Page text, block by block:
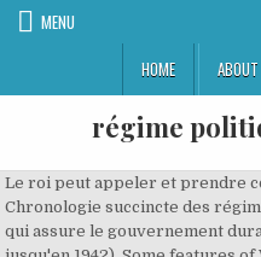
MENU
HOME
ABOUT
régime
Le roi peut appeler et prendre conseil auprès des États généraux (derniers en 1789). Document pédagogique : Chronologie succincte des régimes politiques en France depuis 1789. 10 juillet 1940 - 20 août 1944 Il s'agit du régime qui assure le gouvernement durant l’occupation du pays par l’Allemagne nazie, et dont le siège est à Vichy (zone libre jusqu'en 1942). Some features of WorldCat will not be available. READ PAPER . Create a free account to download. Wikipédia en Français. WorldCat Home About WorldCat Help. Histoire constitutionnelle. Le régime de Vichy prend fin de fait lors de la Libération de la France en août 1944. Les régimes politiques en France de 1789 à 1799: Introduction : L'Ancien Régime a disparu dans la nuit du 4 août 1789 avec une révolte du peuple français qui a conduit à l'abolition des privilèges de la noblesse et du clergé. Please enter your name. La dévastation des châteaux dans toute la France fût un prétexte valable pour supprimer la féodalité. Die drei Jahre zwischen 1789, dem Beginn der Fra… The subject field is required. The E-mail message field is required. Régimes politiques de la France de 1789 à 1958.. [ERNEST HAMAOUI] Home. France, 1789-1989\"@, R\u00E9volution fran\u00E7aise (1789-1799)\"@, Export to EndNote / Reference Manager(non-Latin). 〈urspr.〉 das absolutistische Frankreich vor der Revolution 1789 2. The Ancien Régime (/ ˌ ɒ̃ s j æ̃ r eɪ ˈ ʒ iː m /; French: [ɑ̃sjɛ̃ ʁeʒim]; literally "old rule"), also known as the Old Regime was the political and social system of the Kingdom of France from the Late Middle Ages (circa 15th century) until the French Revolution of 1789, which led to the abolition (1792) of hereditary monarchy and of the feudal system of the French nobility. All rights and status flowed from the social institutions, divided into three orders: clergy, nobility, and others (the Third Estate). # Histoire des institutions et des r\u00E9gimes politiques de la France de 1789 \u00E0 nos jours\n, # France, politique int\u00E9rieure, 1789-1989\n, # r\u00E9gime politique--France--1789--1988\n, # Institutions politiques--France--20e si\u00E8cle\n, # institutions politiques--France--1789--1988\n, # R\u00E9volution fran\u00E7aise (1789-1799)\n, # R\u00E9gime politique. Régimes politiques: Hommes: Evenements : 1780 à 1792. TYPE DE REGIME Monarchie constitutionnelle Monarchie dont les pouvoirs sont régulés par des règles et des conventions prédéfinies. Please enter recipient e-mail address(es). Please select Ok if you would like to proceed with this request anyway. 0 with reviews - Be the first. The E-mail Address(es) you entered is(are) not in a valid format. Confirm this request . Restauration monarchique: Louis XVIII, Charles X, Louis Philippe Ier The E-mail Address(es) field is required. (2 tomes, 2 Bände). Régime politique. Toutes les informations de la